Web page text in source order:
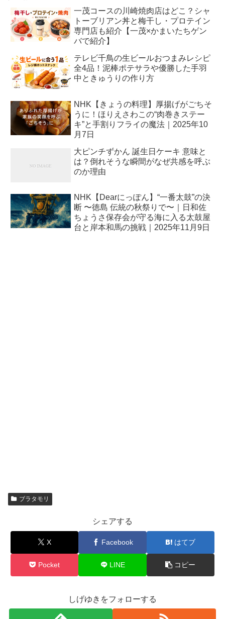
一茂コースの川崎焼肉店はどこ？シャ
トーブリアン丼と梅干し・プロテイン
専門店も紹介【一茂×かまいたちゲン
バで紹介】
テレビ千鳥の生ビールおつまみレシピ
全4品！泥棒ポテサラや優勝した手羽
中ときゅうりの作り方
NHK【きょうの料理】厚揚げがごちそ
うに！ほりえさわこの“肉巻きステー
キ”と手割りフライの魔法｜2025年10
月7日
大ピンチずかん 誕生日ケーキ 意味と
は？倒れそうな瞬間がなぜ共感を呼ぶ
のか理由
NHK【Dearにっぽん】“一番太鼓”の決
断 〜徳島 伝統の秋祭りで〜｜日和佐
ちょうさ保存会が守る海に入る太鼓屋
台と岸本和馬の挑戦｜2025年11月9日
ブラタモリ
シェアする
X Facebook はてブ
Pocket LINE コピー
しげゆきをフォローする